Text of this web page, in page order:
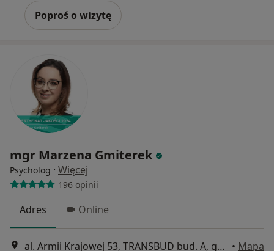
Poproś o wizytę
mgr Marzena Gmiterek
Psycholog · Więcej
196 opinii
Adres Online
al. Armii Krajowej 53, TRANSBUD bud. A, gabinet nr 1 na parterze, Wrocław lub ON-LINE, Wrocław • Mapa